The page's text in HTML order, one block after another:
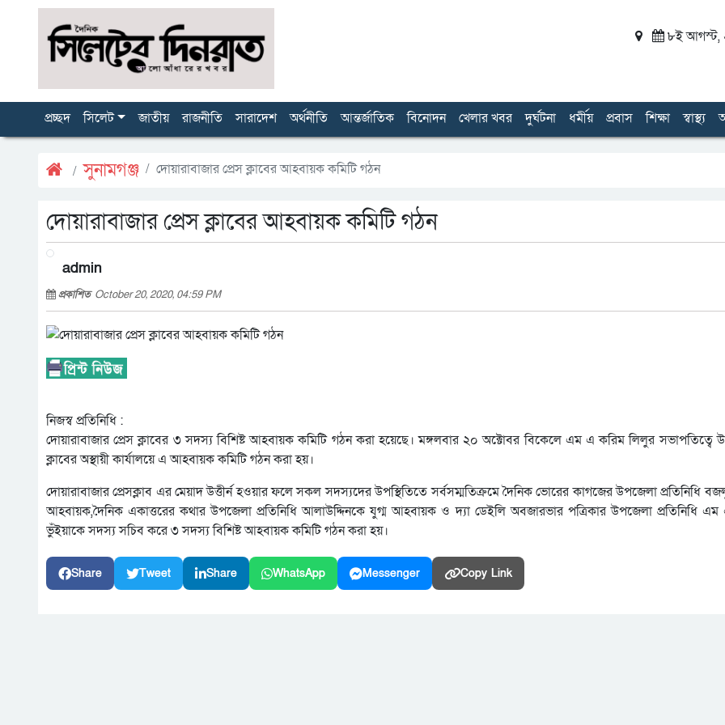
৮ই আগস্ট,
প্রচ্ছদ সিলেট জাতীয় রাজনীতি সারাদেশ অর্থনীতি আন্তর্জাতিক বিনোদন খেলার খবর দুর্ঘটনা ধর্মীয় প্রবাস শিক্ষা স্বাস্থ্য
সুনামগঞ্জ দোয়ারাবাজার প্রেস ক্লাবের আহবায়ক কমিটি গঠন
দোয়ারাবাজার প্রেস ক্লাবের আহবায়ক কমিটি গঠন
admin
প্রকাশিত October 20, 2020, 04:59 PM
নিজস্ব প্রতিনিধি :
দোয়ারাবাজার প্রেস ক্লাবের ৩ সদস্য বিশিষ্ট আহবায়ক কমিটি গঠন করা হয়েছে। মঙ্গলবার ২০ অক্টোবর বিকেলে এম এ করিম লিলুর সভাপতিত্বে
ক্লাবের অস্থায়ী কার্যালয়ে এ আহবায়ক কমিটি গঠন করা হয়।
দোয়ারাবাজার প্রেসক্লাব এর মেয়াদ উত্তীর্ন হওয়ার ফলে সকল সদস্যদের উপস্থিতিতে সর্বসম্মতিক্রমে দৈনিক ভোরের কাগজের উপজেলা প্রতিনিধি
আহবায়ক,দৈনিক একাত্তরের কথার উপজেলা প্রতিনিধি আলাউদ্দিনকে যুগ্ম আহবায়ক ও দ্যা ডেইলি অবজারভার পত্রিকার উপজেলা প্রতিনিধি
ভুঁইয়াকে সদস্য সচিব করে ৩ সদস্য বিশিষ্ট আহবায়ক কমিটি গঠন করা হয়।
Share Tweet Share WhatsApp Messenger Copy Link